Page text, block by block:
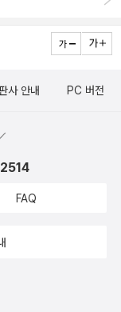
스프'란 책도 구하
사 안내 PC 버전
FAQ